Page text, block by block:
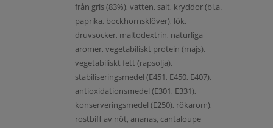
från gris (83%), vatten, salt, kryddor (bl.a.
paprika, bockhornsklöver), lök,
druvsocker, maltodextrin, naturliga
aromer, vegetabiliskt protein (majs),
vegetabiliskt fett (rapsolja),
stabiliseringsmedel (E451, E450, E407),
antioxidationsmedel (E301, E331),
konserveringsmedel (E250), rökarom),
rostbiff av nöt, ananas, cantaloupe